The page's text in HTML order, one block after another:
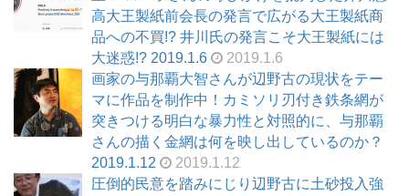
高大王製紙前会長の発言で広がる大王製紙商
品への不買!? 井川氏の発言こそ大王製紙には
大迷惑!? 2019.1.6
2019.1.6
画家の与那覇大智さんが辺野古の現状をテー
マに作品を制作中！カミソリ刃付き鉄条網が
突きつける明白な暴力性と対照的に、与那覇
さんの描く金網は何を映し出しているのか？
2019.1.12
2019.1.12
圧倒的民意を踏みにじり辺野古に土砂投入強